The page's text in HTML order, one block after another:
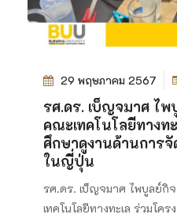
29 พฤษภาคม 2567
รศ.ดร. เบ็ญจมาศ ไ
คณะเทคโนโลยีทางท
ศึกษาดูงานด้านการ
ในญี่ปุ่น
รศ.ดร. เบ็ญจมาศ ไพบูลย์กิ
เทคโนโลยีทางทะเล ร่วมโค